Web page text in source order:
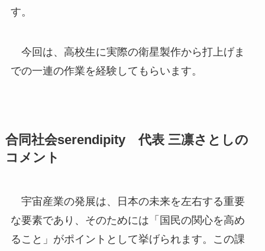
す。
今回は、高校生に実際の衛星製作から打上げま
での一連の作業を経験してもらいます。
合同社会serendipity 代表 三凛さとしの
コメント
宇宙産業の発展は、日本の未来を左右する重要
な要素であり、そのためには「国民の関心を高め
ること」がポイントとして挙げられます。この課